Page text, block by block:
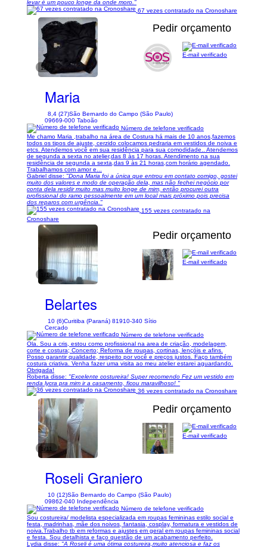
levar é um pouco longe da onde moro."
67 vezes contratado na Cronoshare
1/7
Pedir orçamento
Maria
8,4 (27)São Bernardo do Campo (São Paulo)
09669-000 Taboão
E-mail verificado
Número de telefone verificado
Me chamo Maria ,trabalho na área de Costura há mais de 10 anos,fazemos
todos os tipos de ajuste, cerzido colocamos pedraria em vestidos de noiva e
etcs. Atendemos você em sua residência para sua comodidade.. Atendemos
de segunda a sexta no atelier,das 8 às 17 horas. Atendimento na sua
residência de segunda a sexta,das 9 às 21 horas,com horário agendado.
Trabalhamos com amor e...
Gabriel disse: "Dona Maria foi a única que entrou em contato comigo, gostei
muito dos valores e modo de operação dela, mas não fechei negócio por
conta dela residir muito mas muito longe de mim, então procurei outra
profissional do ramo pessoalmente em um local mais próximo pois precisa
dos reparos com urgência."
155 vezes contratado na
Cronoshare
1/14
Pedir orçamento
Belartes
10 (6)Curitiba (Paraná) 81910-340 Sítio
Cercado
E-mail verificado
Número de telefone verificado
Ola. Sou a cris, estou como profissional na area de criação, modelagem,
corte e costura; Concerto; Reforma de roupas, cortinas, lençóis e afins.
Posso garantir qualidade, respeito por você e preços justos. Faço também
costura criativa. Venha fazer uma visita ao meu atelier estarei aguardando.
Obrigada!
Roberta disse: "Excelente costureira! Super recomendo Fez um vestido em
renda lycra pra mim ir a casamento, ficou maravilhoso! "
36 vezes contratado na Cronoshare
1/11
Pedir orçamento
Roseli Graniero
10 (12)São Bernardo do Campo (São Paulo)
09862-040 Independência
E-mail verificado
Número de telefone verificado
Sou costureira/ modelista especializada em roupas femininas estilo social e
festa, madrinhas, mãe dos noivos, fantasia, cosplay, formatura e vestidos de
noiva.Trabalho tb em reformas e ajustes em geral em roupas femininas social
e festa. Sou detalhista e faço questão de um acabamento perfeito.
Lydia disse: "A Roseli é uma ótima costureira,muito atenciosa e faz os